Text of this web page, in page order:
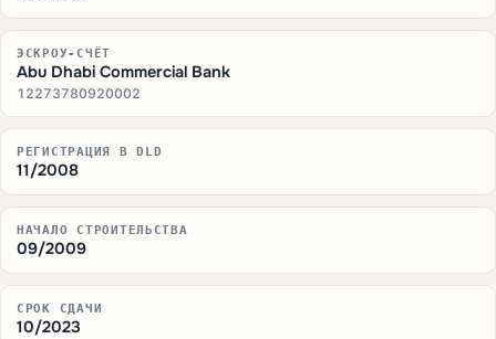
ЭСКРОУ-СЧЁТ
Abu Dhabi Commercial Bank
12273780920002
РЕГИСТРАЦИЯ В DLD
11/2008
НАЧАЛО СТРОИТЕЛЬСТВА
09/2009
СРОК СДАЧИ
10/2023